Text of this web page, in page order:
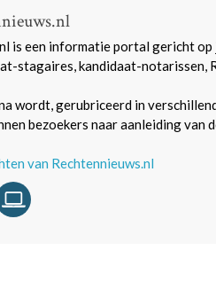
is een informatie portal gericht
stagaires, kandidaat-notarissen,
wordt, gerubriceerd in
bezoekers naar aanleiding
van Rechtennieuws.nl